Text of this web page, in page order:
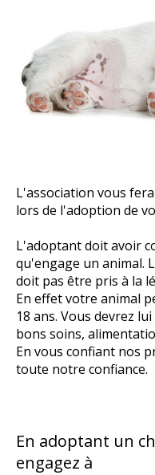
L'association vous
lors de l'adoption de
L'adoptant doit avoir
qu'engage un animal.
doit pas être pris à la
En effet votre animal
18 ans. Vous devrez
bons soins,
En vous confiant nos
toute notre confiance.
En adoptant un
engagez à